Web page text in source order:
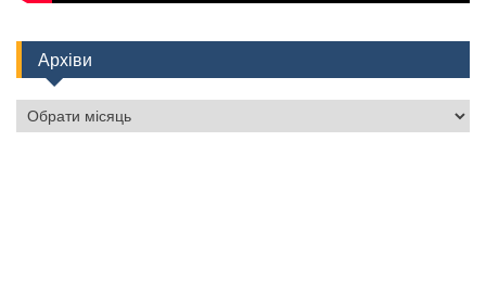
Архіви
Архіви